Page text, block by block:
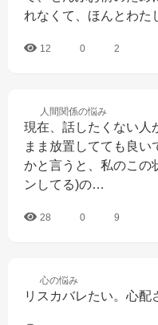
れなくて、ほんとわた
12 0 2
人間関係の悩み
現在、話したくない人
まま放置してても良い
かと言うと、私のこの
ンしてる)の…
28 0 9
心の悩み
リスカバレたい。心配